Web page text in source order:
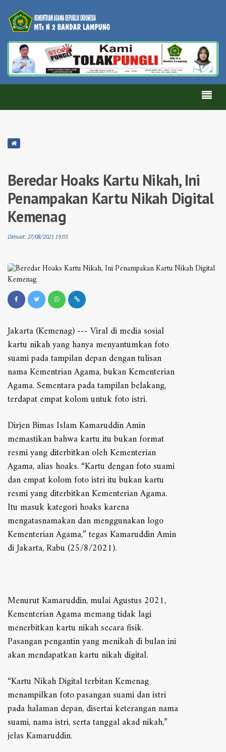
Beredar Hoaks Kartu Nikah, Ini
Penampakan Kartu Nikah Digital
Kemenag
Dimuat: 27/08/2021 19:05
Jakarta (Kemenag) --- Viral di media sosial
kartu nikah yang hanya menyantumkan foto
suami pada tampilan depan dengan tulisan
nama Kementrian Agama, bukan Kementerian
Agama. Sementara pada tampilan belakang,
terdapat empat kolom untuk foto istri.
Dirjen Bimas Islam Kamaruddin Amin
memastikan bahwa kartu itu bukan format
resmi yang diterbitkan oleh Kementerian
Agama, alias hoaks. “Kartu dengan foto suami
dan empat kolom foto istri itu bukan kartu
resmi yang diterbitkan Kementerian Agama.
Itu masuk kategori hoaks karena
mengatasnamakan dan menggunakan logo
Kementerian Agama,” tegas Kamaruddin Amin
di Jakarta, Rabu (25/8/2021).
Menurut Kamaruddin, mulai Agustus 2021,
Kementerian Agama memang tidak lagi
menerbitkan kartu nikah secara fisik.
Pasangan pengantin yang menikah di bulan ini
akan mendapatkan kartu nikah digital.
“Kartu Nikah Digital terbitan Kemenag
menampilkan foto pasangan suami dan istri
pada halaman depan, disertai keterangan nama
suami, nama istri, serta tanggal akad nikah,”
jelas Kamaruddin.